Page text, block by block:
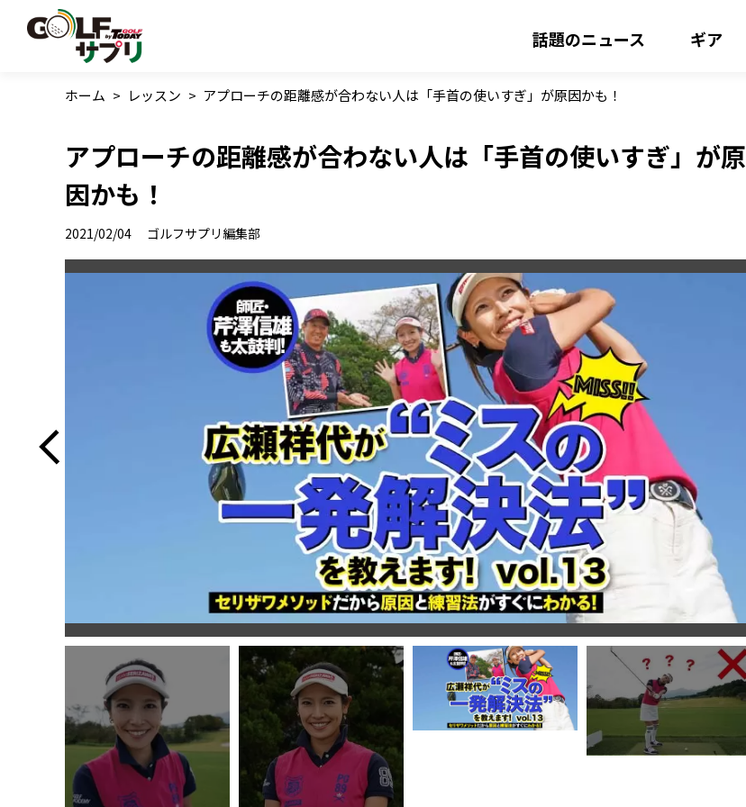
話題のニュース ギア
ホーム > レッスン > アプローチの距離感が合わない人は「手首の使いすぎ」が原因かも！
アプローチの距離感が合わない人は「手首の使いすぎ」が原
因かも！
2021/02/04 ゴルフサプリ編集部